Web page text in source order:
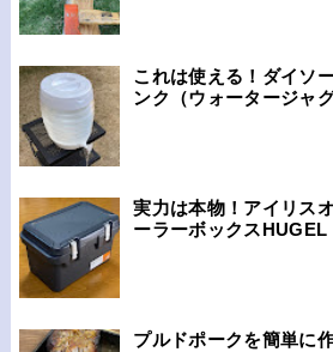
これは使える！ダイソ
ンク（ウォータージャグ
実力は本物！アイリス
ーラーボックスHUGEL
プルドポークを簡単に